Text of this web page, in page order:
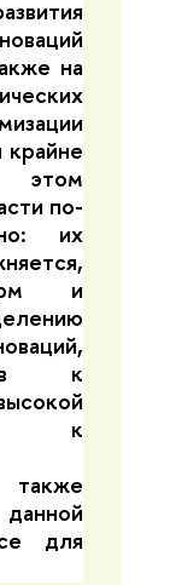
на
крайне
этом
по-
их
и
к
к
для